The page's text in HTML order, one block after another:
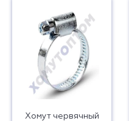
Хомут червячный